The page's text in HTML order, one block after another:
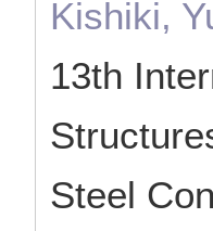
Kishiki,
13th
Steel